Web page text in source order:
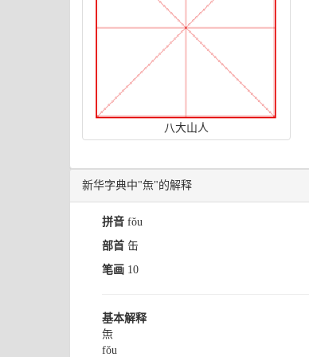
八大山人
新华字典中"缹"的解释
拼音 fǒu
部首 缶
笔画 10
基本解释
缹
fǒu